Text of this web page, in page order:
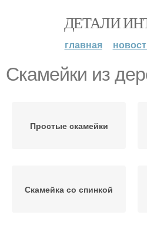
ДЕТАЛИ
главная
Скамейки из
Простые скамейки
Скамейка со спинкой